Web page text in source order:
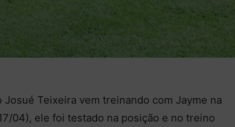
Teixeira vem treinando com Jayme na
04), ele foi testado na posição e no treino